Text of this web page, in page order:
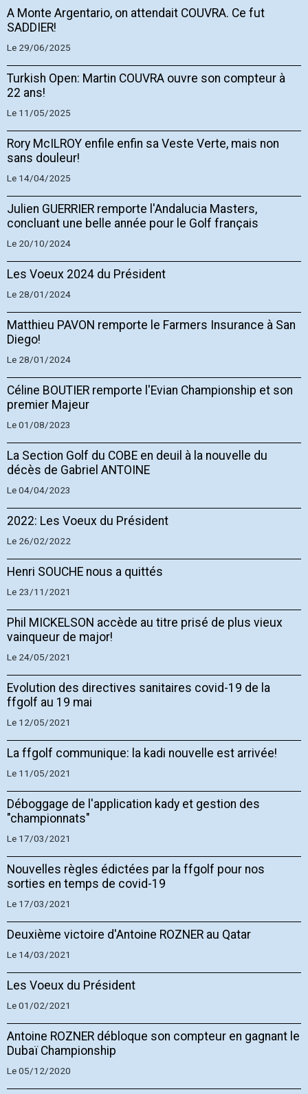
A Monte Argentario, on attendait COUVRA. Ce fut
SADDIER!
Le 29/06/2025
Turkish Open: Martin COUVRA ouvre son compteur à
22 ans!
Le 11/05/2025
Rory McILROY enfile enfin sa Veste Verte, mais non
sans douleur!
Le 14/04/2025
Julien GUERRIER remporte l'Andalucia Masters,
concluant une belle année pour le Golf français
Le 20/10/2024
Les Voeux 2024 du Président
Le 28/01/2024
Matthieu PAVON remporte le Farmers Insurance à San
Diego!
Le 28/01/2024
Céline BOUTIER remporte l'Evian Championship et son
premier Majeur
Le 01/08/2023
La Section Golf du COBE en deuil à la nouvelle du
décès de Gabriel ANTOINE
Le 04/04/2023
2022: Les Voeux du Président
Le 26/02/2022
Henri SOUCHE nous a quittés
Le 23/11/2021
Phil MICKELSON accède au titre prisé de plus vieux
vainqueur de major!
Le 24/05/2021
Evolution des directives sanitaires covid-19 de la
ffgolf au 19 mai
Le 12/05/2021
La ffgolf communique: la kadi nouvelle est arrivée!
Le 11/05/2021
Déboggage de l'application kady et gestion des
"championnats"
Le 17/03/2021
Nouvelles règles édictées par la ffgolf pour nos
sorties en temps de covid-19
Le 17/03/2021
Deuxième victoire d'Antoine ROZNER au Qatar
Le 14/03/2021
Les Voeux du Président
Le 01/02/2021
Antoine ROZNER débloque son compteur en gagnant le
Dubaï Championship
Le 05/12/2020